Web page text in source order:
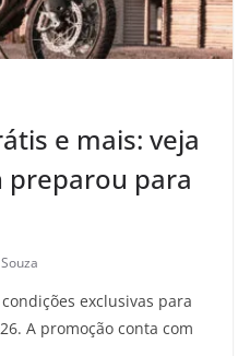
e mais: veja
preparou para
exclusivas para
A promoção conta com